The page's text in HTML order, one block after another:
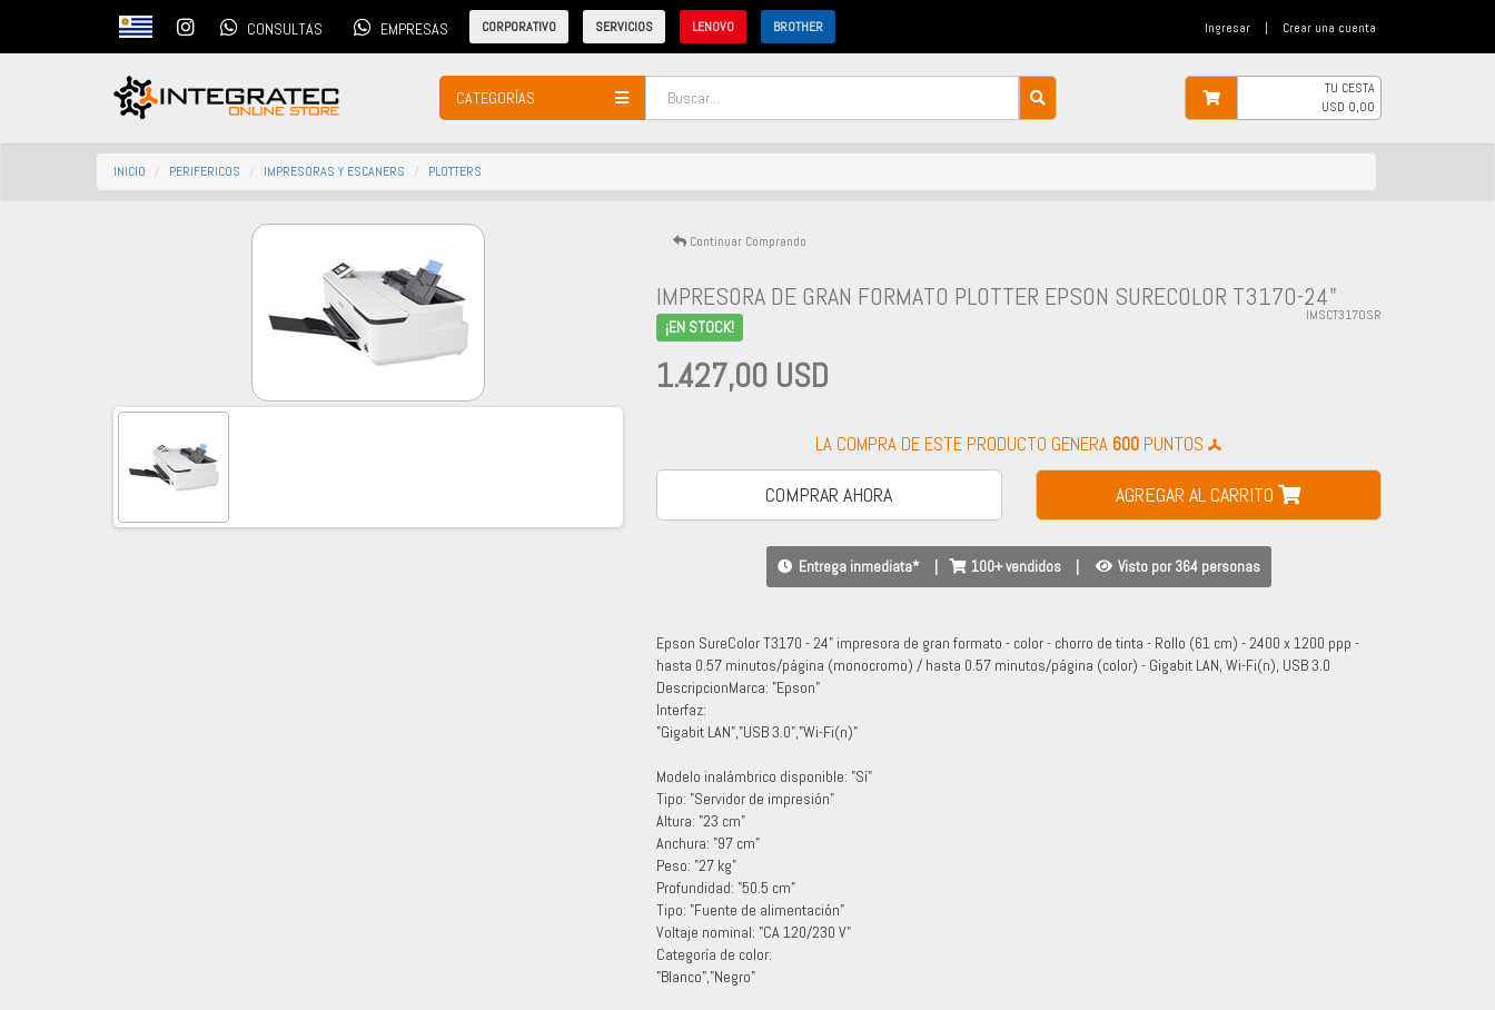
CONSULTAS EMPRESAS CORPORATIVO SERVICIOS LENOVO BROTHER Ingresar | Crear una cuenta
CATEGORÍAS
TU CESTA
USD 0,00
INICIO PERIFERICOS IMPRESORAS Y ESCANERS PLOTTERS
Continuar Comprando
IMPRESORA DE GRAN FORMATO PLOTTER EPSON SURECOLOR T3170-24"
¡EN STOCK!
IMSCT3170SR
1.427,00 USD
LA COMPRA DE ESTE PRODUCTO GENERA 600 PUNTOS
COMPRAR AHORA AGREGAR AL CARRITO
Entrega inmediata* 100+ vendidos Visto por 364 personas
Epson SureColor T3170 - 24" impresora de gran formato - color - chorro de tinta - Rollo (61 cm) - 2400 x 1200 ppp -
hasta 0.57 minutos/página (monocromo) / hasta 0.57 minutos/página (color) - Gigabit LAN, Wi-Fi(n), USB 3.0
DescripcionMarca: "Epson"
Interfaz:
"Gigabit LAN","USB 3.0","Wi-Fi(n)"
Modelo inalámbrico disponible: "Sí"
Tipo: "Servidor de impresión"
Altura: "23 cm"
Anchura: "97 cm"
Peso: "27 kg"
Profundidad: "50.5 cm"
Tipo: "Fuente de alimentación"
Voltaje nominal: "CA 120/230 V"
Categoría de color:
"Blanco","Negro"